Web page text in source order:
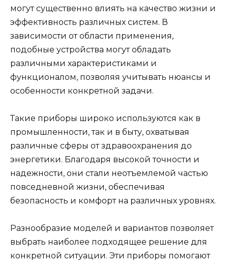
могут существенно влиять на качество жизни и
эффективность различных систем. В
зависимости от области применения,
подобные устройства могут обладать
различными характеристиками и
функционалом, позволяя учитывать нюансы и
особенности конкретной задачи.
Такие приборы широко используются как в
промышленности, так и в быту, охватывая
различные сферы от здравоохранения до
энергетики. Благодаря высокой точности и
надежности, они стали неотъемлемой частью
повседневной жизни, обеспечивая
безопасность и комфорт на различных уровнях.
Разнообразие моделей и вариантов позволяет
выбрать наиболее подходящее решение для
конкретной ситуации. Эти приборы помогают